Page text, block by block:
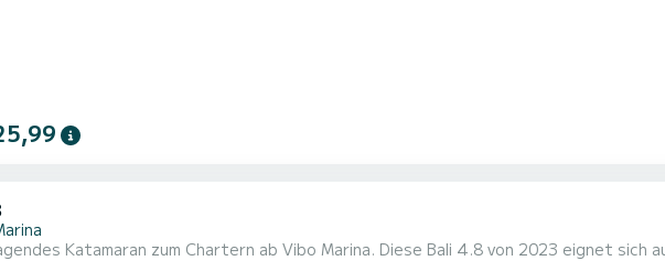
Katamaran zum Chartern ab Vibo Marina. Diese Bali 4.8 von 2023 eignet sich